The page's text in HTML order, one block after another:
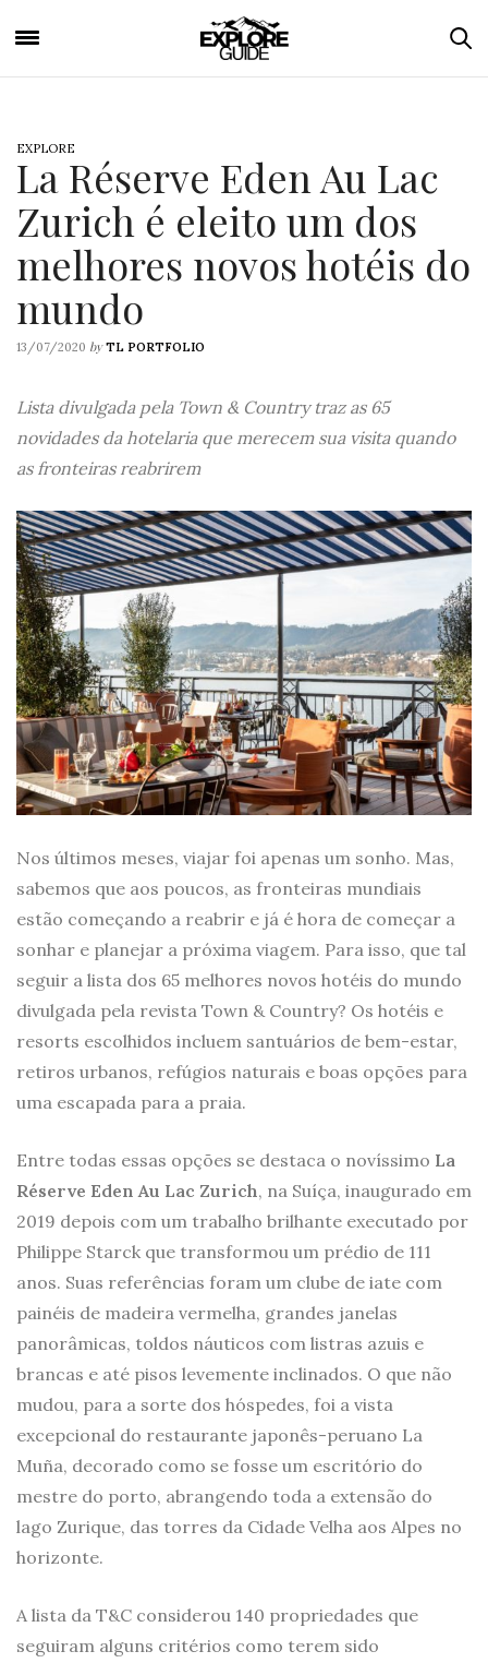
EXPLORE
La Réserve Eden Au Lac
Zurich é eleito um dos
melhores novos hotéis do
mundo
13/07/2020 by TL PORTFOLIO
Lista divulgada pela Town & Country traz as 65
novidades da hotelaria que merecem sua visita quando
as fronteiras reabrirem
Nos últimos meses, viajar foi apenas um sonho. Mas,
sabemos que aos poucos, as fronteiras mundiais
estão começando a reabrir e já é hora de começar a
sonhar e planejar a próxima viagem. Para isso, que tal
seguir a lista dos 65 melhores novos hotéis do mundo
divulgada pela revista Town & Country? Os hotéis e
resorts escolhidos incluem santuários de bem-estar,
retiros urbanos, refúgios naturais e boas opções para
uma escapada para a praia.
Entre todas essas opções se destaca o novíssimo La
Réserve Eden Au Lac Zurich, na Suíça, inaugurado em
2019 depois com um trabalho brilhante executado por
Philippe Starck que transformou um prédio de 111
anos. Suas referências foram um clube de iate com
painéis de madeira vermelha, grandes janelas
panorâmicas, toldos náuticos com listras azuis e
brancas e até pisos levemente inclinados. O que não
mudou, para a sorte dos hóspedes, foi a vista
excepcional do restaurante japonês-peruano La
Muña, decorado como se fosse um escritório do
mestre do porto, abrangendo toda a extensão do
lago Zurique, das torres da Cidade Velha aos Alpes no
horizonte.
A lista da T&C considerou 140 propriedades que
seguiram alguns critérios como terem sido